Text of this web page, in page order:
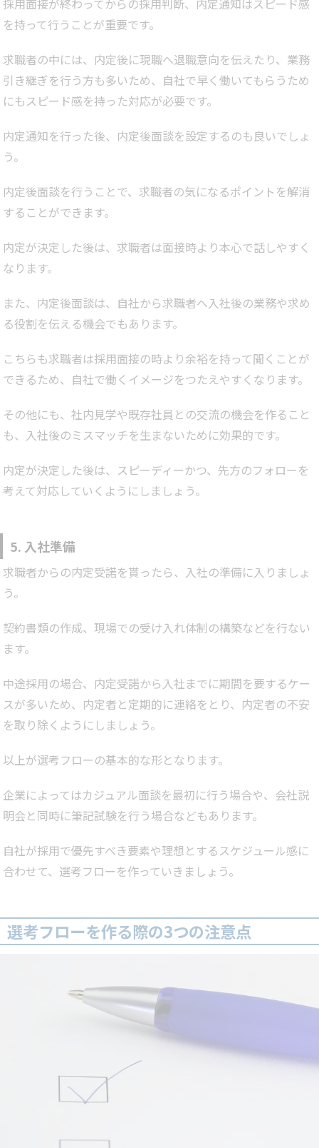
を持って行うことが重要です。
求職者の中には、内定後に現職へ退職意向を伝えたり、業務
引き継ぎを行う方も多いため、自社で早く働いてもらうため
にもスピード感を持った対応が必要です。
内定通知を行った後、内定後面談を設定するのも良いでしょ
う。
内定後面談を行うことで、求職者の気になるポイントを解消
することができます。
内定が決定した後は、求職者は面接時より本心で話しやすく
なります。
また、内定後面談は、自社から求職者へ入社後の業務や求め
る役割を伝える機会でもあります。
こちらも求職者は採用面接の時より余裕を持って聞くことが
できるため、自社で働くイメージをつたえやすくなります。
その他にも、社内見学や既存社員との交流の機会を作ること
も、入社後のミスマッチを生まないために効果的です。
内定が決定した後は、スピーディーかつ、先方のフォローを
考えて対応していくようにしましょう。
5. 入社準備
求職者からの内定受諾を貰ったら、入社の準備に入りましょ
う。
契約書類の作成、現場での受け入れ体制の構築などを行ない
ます。
中途採用の場合、内定受諾から入社までに期間を要するケー
スが多いため、内定者と定期的に連絡をとり、内定者の不安
を取り除くようにしましょう。
以上が選考フローの基本的な形となります。
企業によってはカジュアル面談を最初に行う場合や、会社説
明会と同時に筆記試験を行う場合などもあります。
自社が採用で優先すべき要素や理想とするスケジュール感に
合わせて、選考フローを作っていきましょう。
選考フローを作る際の3つの注意点